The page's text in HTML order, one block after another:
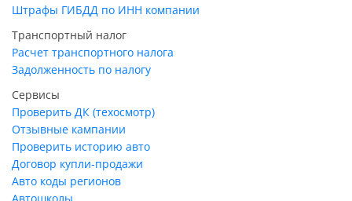
Штрафы ГИБДД по ИНН компании
Транспортный налог
Расчет транспортного налога
Задолженность по налогу
Сервисы
Проверить ДК (техосмотр)
Отзывные кампании
Проверить историю авто
Договор купли-продажи
Авто коды регионов